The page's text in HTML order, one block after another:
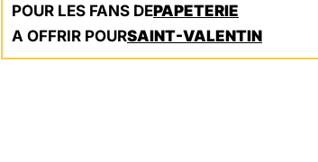
POUR LES FANS DEPAPETERIE
A OFFRIR POURSAINT-VALENTIN